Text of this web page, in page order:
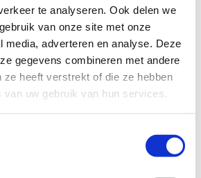
te analyseren. Ook delen we
van onze site met onze
media, adverteren en analyse. Deze
gegevens combineren met andere
ze heeft verstrekt of die ze hebben
uw gebruik van hun services.
onderscheiden zich van een burn-out door
werkplek verbonden zijn. Een burn-out
zodra men met hobby’s bezig is of iets
zijn de verschijnselen vaak weg. Dat is bij